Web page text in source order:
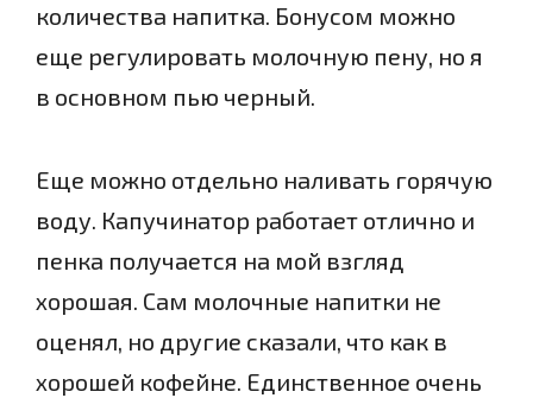
количества напитка. Бонусом можно
еще регулировать молочную пену, но я
в основном пью черный.
Еще можно отдельно наливать горячую
воду. Капучинатор работает отлично и
пенка получается на мой взгляд
хорошая. Сам молочные напитки не
оценял, но другие сказали, что как в
хорошей кофейне. Единственное очень